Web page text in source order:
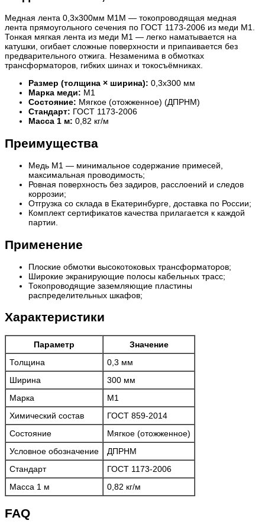
Медная лента 0,3х300мм М1М — токопроводящая медная
лента прямоугольного сечения по ГОСТ 1173-2006 из меди М1.
Тонкая мягкая лента из меди М1 — легко наматывается на
катушки, огибает сложные поверхности и припаивается без
предварительного отжига. Незаменима в обмотках
трансформаторов, гибких шинах и токосъёмниках.
Размер (толщина × ширина): 0,3х300 мм
Марка меди: М1
Состояние: Мягкое (отожженное) (ДПРНМ)
Стандарт: ГОСТ 1173-2006
Масса 1 м: 0,82 кг/м
Преимущества
Медь М1 — минимальное содержание примесей,
максимальная проводимость;
Ровная поверхность без задиров, расслоений и следов
коррозии;
Отгрузка со склада в Екатеринбурге, доставка по России;
Комплект сертификатов качества прилагается к каждой
партии.
Применение
Плоские обмотки высокотоковых трансформаторов;
Широкие экранирующие полосы кабельных трасс;
Токопроводящие заземляющие пластины
распределительных шкафов;
Характеристики
Параметр
Значение
Толщина
0,3 мм
Ширина
300 мм
Марка
М1
Химический состав
ГОСТ 859-2014
Состояние
Мягкое (отожженное)
Условное обозначение
ДПРНМ
Стандарт
ГОСТ 1173-2006
Масса 1 м
0,82 кг/м
FAQ